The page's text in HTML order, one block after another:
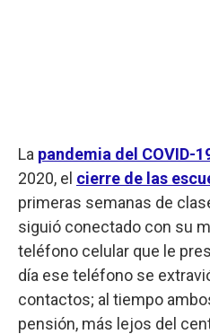
La pandemia del COVID-
2020, el cierre de las
primeras semanas de
siguió conectado con su
teléfono celular que le
día ese teléfono se
contactos; al tiempo
pensión, más lejos del